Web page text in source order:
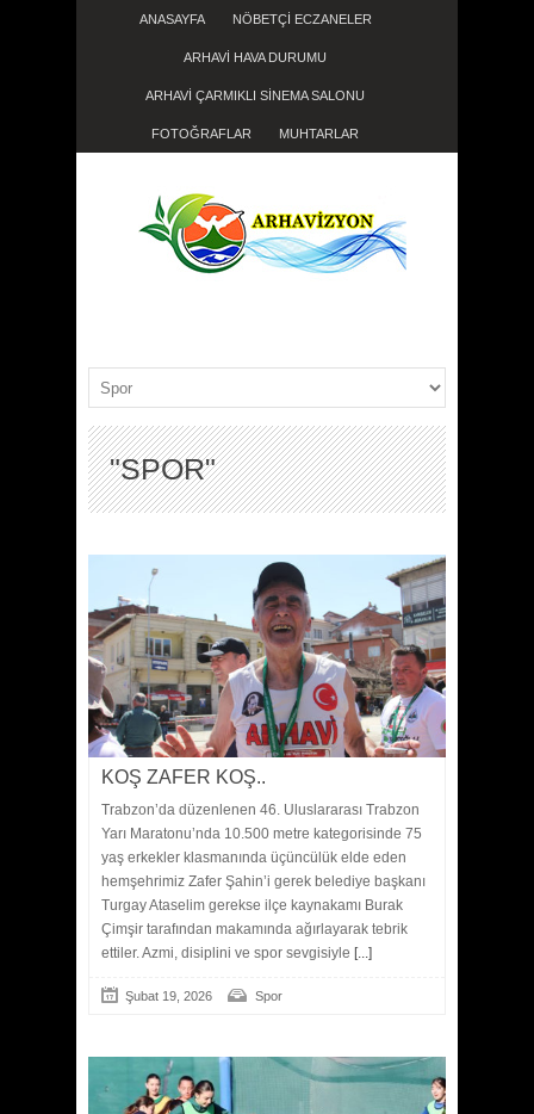
ANASAYFA NÖBETÇİ ECZANELER
ARHAVİ HAVA DURUMU
ARHAVİ ÇARMIKLI SİNEMA SALONU
FOTOĞRAFLAR MUHTARLAR
"SPOR"
KOŞ ZAFER KOŞ..
Trabzon’da düzenlenen 46. Uluslararası Trabzon
Yarı Maratonu’nda 10.500 metre kategorisinde 75
yaş erkekler klasmanında üçüncülük elde eden
hemşehrimiz Zafer Şahin’i gerek belediye başkanı
Turgay Ataselim gerekse ilçe kaynakamı Burak
Çimşir tarafından makamında ağırlayarak tebrik
ettiler. Azmi, disiplini ve spor sevgisiyle [...]
Şubat 19, 2026 Spor